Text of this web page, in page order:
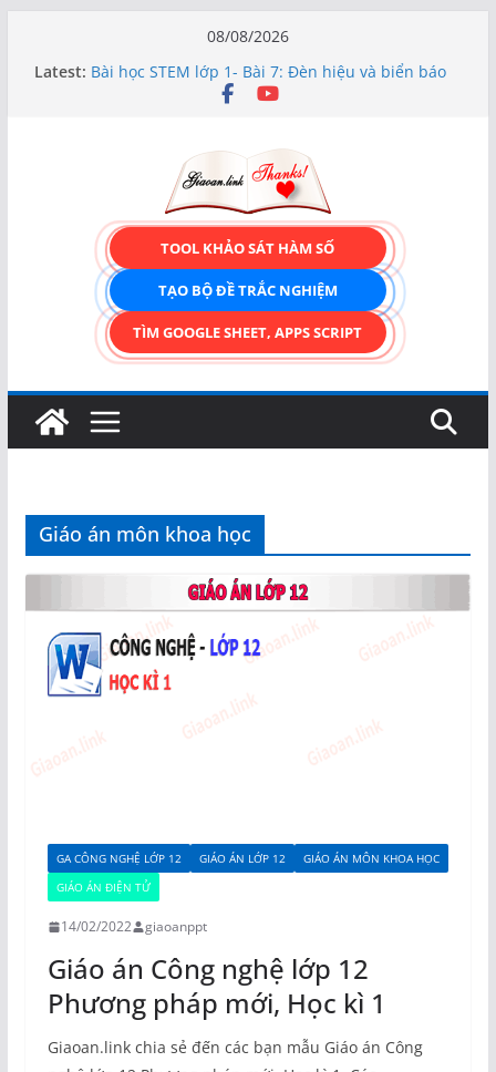
08/08/2026
Latest: Bài học STEM lớp 1- Bài 7: Đèn hiệu và biển báo
Bài học STEM lớp 3 Các bộ phận của thực vật
TẠO FORM ONLINE – TÙY BIẾN GIAO DIỆN ĐỈNH
CAO & XUẤT CODE THÔNG MINH!
TRẢI NGHIỆM CÔNG CỤ TẠO FORM ONLINE
KÉO THẢ – HOÀN TOÀN MIỄN PHÍ!
TOOL KHẢO SÁT HÀM SỐ
TẠO BỘ ĐỀ TRẮC NGHIỆM
TÌM GOOGLE SHEET, APPS SCRIPT
Giáo án môn khoa học
GA CÔNG NGHỆ LỚP 12 GIÁO ÁN LỚP 12
GIÁO ÁN MÔN KHOA HỌC
GIÁO ÁN ĐIỆN TỬ
14/02/2022 giaoanppt
Giáo án Công nghệ lớp 12
Phương pháp mới, Học kì 1
Giaoan.link chia sẻ đến các bạn mẫu Giáo án Công